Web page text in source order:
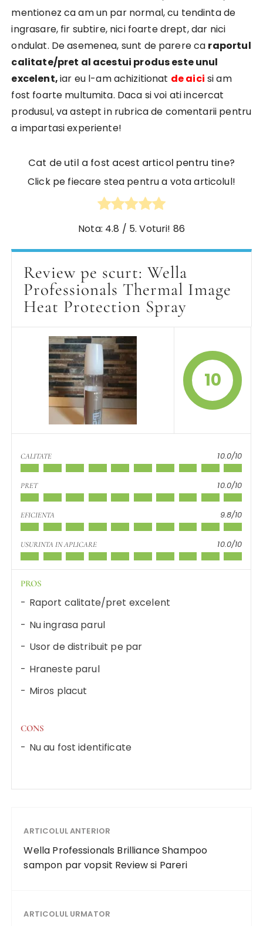
mentionez ca am un par normal, cu tendinta de
ingrasare, fir subtire, nici foarte drept, dar nici
ondulat. De asemenea, sunt de parere ca raportul
calitate/pret al acestui produs este unul
excelent,iar eu l-am achizitionat de aici si am
fost foarte multumita. Daca si voi ati incercat
produsul, va astept in rubrica de comentarii pentru
a impartasi experiente!
Cat de util a fost acest articol pentru tine?
Click pe fiecare stea pentru a vota articolul!
Nota: 4.8 / 5. Voturi! 86
Review pe scurt: Wella
Professionals Thermal Image
Heat Protection Spray
10
CALITATE 10.0/10
PRET 10.0/10
EFICIENTA 9.8/10
USURINTA IN APLICARE 10.0/10
PROS
Raport calitate/pret excelent
Nu ingrasa parul
Usor de distribuit pe par
Hraneste parul
Miros placut
CONS
Nu au fost identificate
ARTICOLUL ANTERIOR
Wella Professionals Brilliance Shampoo
sampon par vopsit Review si Pareri
ARTICOLUL URMATOR